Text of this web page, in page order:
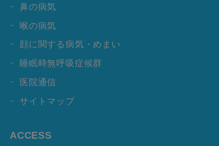
鼻の病気
喉の病気
顔に関する病気・めまい
睡眠時無呼吸症候群
医院通信
サイトマップ
ACCESS